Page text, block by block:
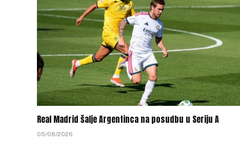
Real Madrid šalje Argentinca na posudbu u Seriju A
05/08/2026